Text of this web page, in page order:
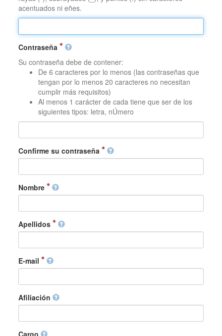
acentuados ni eñes.
Contraseña
Su contraseña debe de contener:
De 6 caracteres por lo menos (las contraseñas que
tengan por lo menos 20 caracteres no necesitan
cumplir más requisitos)
Al menos 1 carácter de cada tiene que ser de los
siguientes tipos: letra, nÚmero
Confirme su contraseña
Nombre
Apellidos
E-mail
Afiliación
Cargo